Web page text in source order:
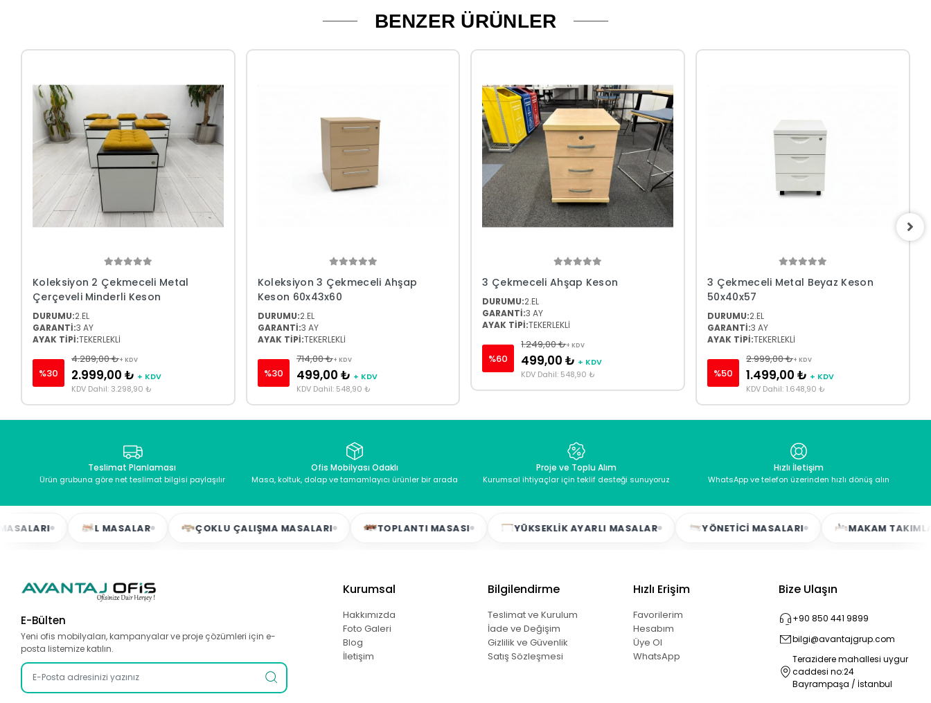
BENZER ÜRÜNLER
Koleksiyon 2 Çekmeceli Metal
Çerçeveli Minderli Keson
DURUMU:2.EL
GARANTİ:3 AY
AYAK TİPİ:TEKERLEKLİ
%30
4.289,00 ₺+ KDV
2.999,00 ₺ + KDV
KDV Dahil: 3.298,90 ₺
Koleksiyon 3 Çekmeceli Ahşap
Keson 60x43x60
DURUMU:2.EL
GARANTİ:3 AY
AYAK TİPİ:TEKERLEKLİ
%30
714,00 ₺+ KDV
499,00 ₺ + KDV
KDV Dahil: 548,90 ₺
3 Çekmeceli Ahşap Keson
DURUMU:2.EL
GARANTİ:3 AY
AYAK TİPİ:TEKERLEKLİ
%60
1.249,00 ₺+ KDV
499,00 ₺ + KDV
KDV Dahil: 548,90 ₺
3 Çekmeceli Metal Beyaz Keson
50x40x57
DURUMU:2.EL
GARANTİ:3 AY
AYAK TİPİ:TEKERLEKLİ
%50
2.999,00 ₺+ KDV
1.499,00 ₺ + KDV
KDV Dahil: 1.648,90 ₺
Teslimat Planlaması
Ürün grubuna göre net teslimat bilgisi paylaşılır
Ofis Mobilyası Odaklı
Masa, koltuk, dolap ve tamamlayıcı ürünler bir arada
Proje ve Toplu Alım
Kurumsal ihtiyaçlar için teklif desteği sunuyoruz
Hızlı İletişim
WhatsApp ve telefon üzerinden hızlı dönüş alın
L MASALAR ÇOKLU ÇALIŞMA MASALARI TOPLANTI MASASI YÜKSEKLIK AYARLI MASALAR YÖNETICI MASALARI MAKAM TAKIMLARI
E-Bülten
Yeni ofis mobilyaları, kampanyalar ve proje çözümleri için e-
posta listemize katılın.
Kurumsal
Hakkımızda
Foto Galeri
Blog
İletişim
Bilgilendirme
Teslimat ve Kurulum
İade ve Değişim
Gizlilik ve Güvenlik
Satış Sözleşmesi
Hızlı Erişim
Favorilerim
Hesabım
Üye Ol
WhatsApp
Bize Ulaşın
+90 850 441 9899
bilgi@avantajgrup.com
Terazidere mahallesi uygur
caddesi no:24
Bayrampaşa / İstanbul